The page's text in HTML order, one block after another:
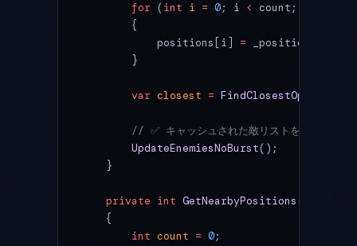
        for
(int i = 0; i < count; i
        {
            positions[i]
=
        }
        var
closest = FindClosestOptimized
        // ✅ キャッシュされた敵リストを使用
        UpdateEnemiesNoBurst
();
    }
    private
int GetNearbyPositions(
    {
        int
count = 0;